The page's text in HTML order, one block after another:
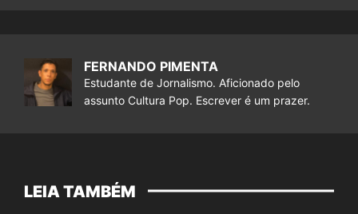
FERNANDO PIMENTA
Estudante de Jornalismo. Aficionado pelo
assunto Cultura Pop. Escrever é um prazer.
LEIA TAMBÉM